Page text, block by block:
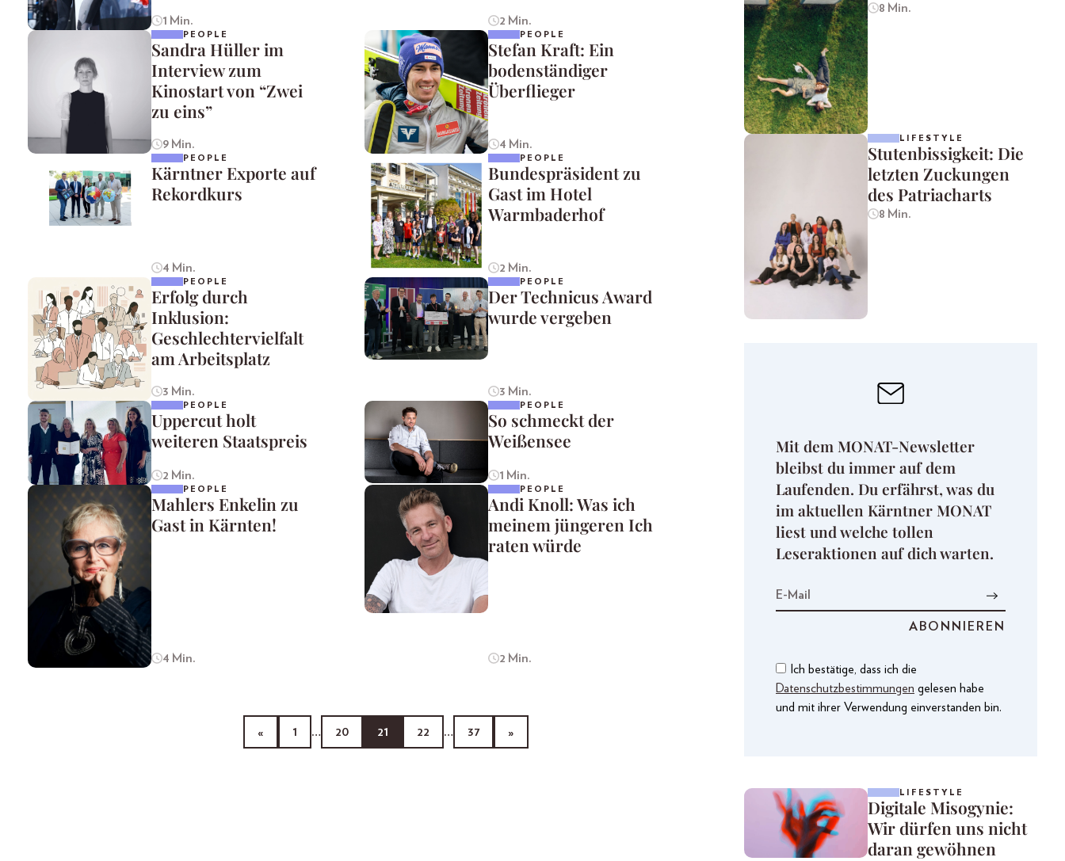
1 Min. 2 Min.
PEOPLE
Sandra Hüller im
Interview zum
Kinostart von “Zwei
zu eins”
9 Min.
PEOPLE
Stefan Kraft: Ein
bodenständiger
Überflieger
4 Min.
PEOPLE
Kärntner Exporte auf
Rekordkurs
4 Min.
PEOPLE
Bundespräsident zu
Gast im Hotel
Warmbaderhof
2 Min.
PEOPLE
Erfolg durch
Inklusion:
Geschlechtervielfalt
am Arbeitsplatz
3 Min.
PEOPLE
Der Technicus Award
wurde vergeben
3 Min.
PEOPLE
Uppercut holt
weiteren Staatspreis
2 Min.
PEOPLE
So schmeckt der
Weißensee
1 Min.
PEOPLE
Mahlers Enkelin zu
Gast in Kärnten!
4 Min.
PEOPLE
Andi Knoll: Was ich
meinem jüngeren Ich
raten würde
2 Min.
« 1 … 20 21 22 … 37 »
8 Min.
LIFESTYLE
Stutenbissigkeit: Die
letzten Zuckungen
des Patriacharts
8 Min.
Mit dem MONAT-Newsletter
bleibst du immer auf dem
Laufenden. Du erfährst, was du
im aktuellen Kärntner MONAT
liest und welche tollen
Leseraktionen auf dich warten.
Ich bestätige, dass ich die
Datenschutzbestimmungen gelesen habe
und mit ihrer Verwendung einverstanden bin.
LIFESTYLE
Digitale Misogynie:
Wir dürfen uns nicht
daran gewöhnen